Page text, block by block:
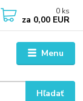
Menu
Hľadať
0 ks
za 0,00 EUR